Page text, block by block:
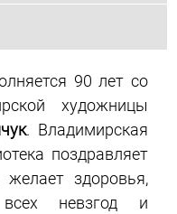
90 лет со
художницы
. Владимирская
поздравляет
здоровья,
всех невзгод и